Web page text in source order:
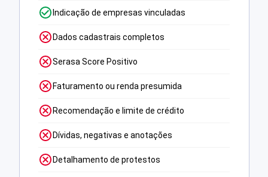
Indicação de empresas vinculadas
Dados cadastrais completos
Serasa Score Positivo
Faturamento ou renda presumida
Recomendação e limite de crédito
Dívidas, negativas e anotações
Detalhamento de protestos